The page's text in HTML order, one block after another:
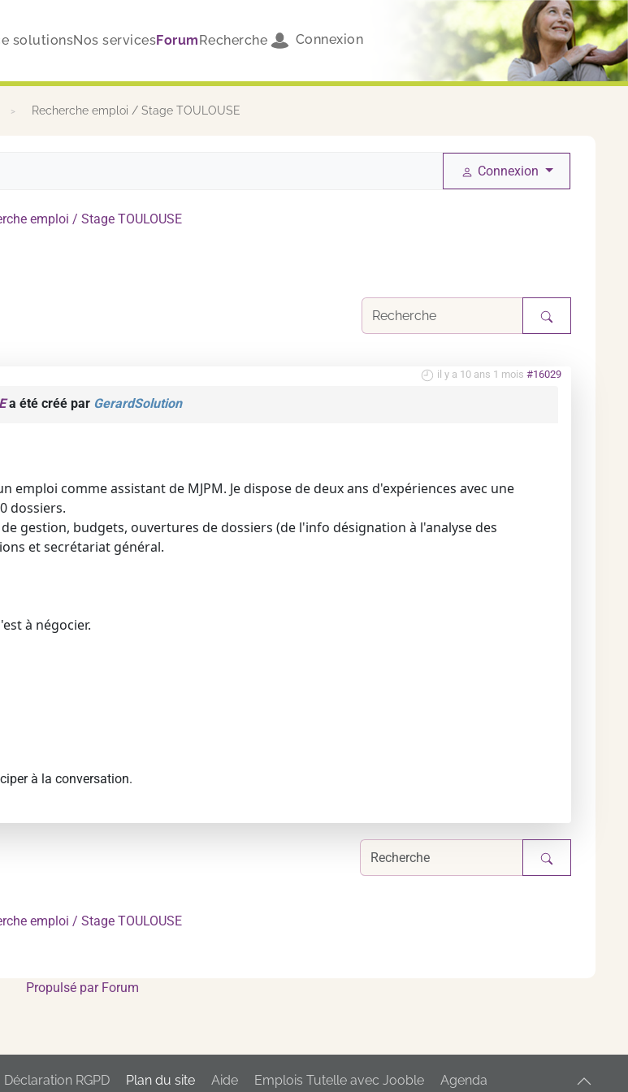
solutionsNos servicesForumRecherche Connexion
Recherche emploi / Stage TOULOUSE
Connexion
emploi / Stage TOULOUSE
il y a 10 ans 1 mois #16029
a été créé par GerardSolution
emploi comme assistant de MJPM. Je dispose de deux ans d'expériences avec une
dossiers.
gestion, budgets, ouvertures de dossiers (de l'info désignation à l'analyse des
et secrétariat général.
à négocier.
à la conversation.
emploi / Stage TOULOUSE
Propulsé par Forum
Déclaration RGPD Plan du site Aide Emplois Tutelle avec Jooble Agenda